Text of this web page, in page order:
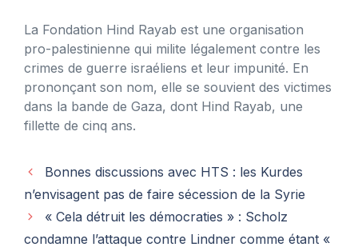
La Fondation Hind Rayab est une organisation
pro-palestinienne qui milite légalement contre les
crimes de guerre israéliens et leur impunité. En
prononçant son nom, elle se souvient des victimes
dans la bande de Gaza, dont Hind Rayab, une
fillette de cinq ans.
Bonnes discussions avec HTS : les Kurdes
n’envisagent pas de faire sécession de la Syrie
« Cela détruit les démocraties » : Scholz
condamne l’attaque contre Lindner comme étant «